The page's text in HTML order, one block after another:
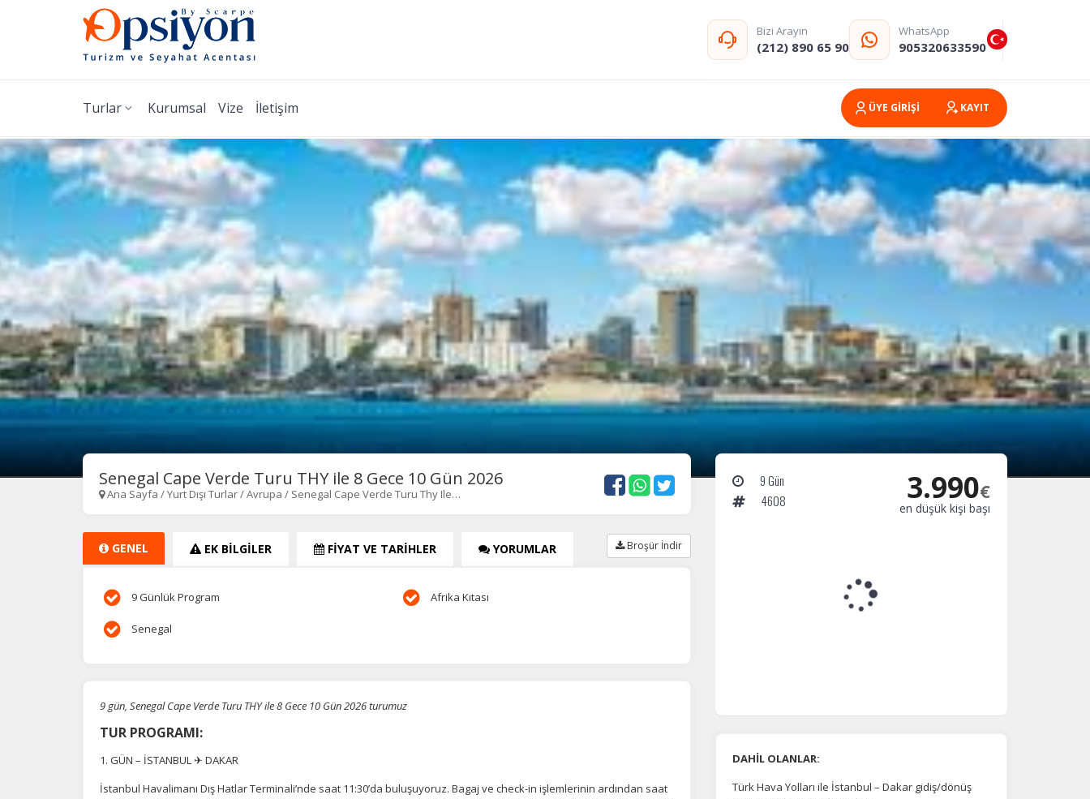
Bizi Arayın
(212) 890 65 90
WhatsApp
905320633590
Turlar Kurumsal Vize İletişim ÜYE GİRİŞİ KAYIT
Senegal Cape Verde Turu THY ile 8 Gece 10 Gün 2026
Ana Sayfa /Yurt Dışı Turlar/Avrupa / Senegal Cape Verde Turu Thy Ile…
GENEL EK BİLGİLER FİYAT VE TARİHLER YORUMLAR Broşür İndir
9 Günlük Program Afrika Kıtası
Senegal
9 gün, Senegal Cape Verde Turu THY ile 8 Gece 10 Gün 2026 turumuz
TUR PROGRAMI:
1. GÜN – İSTANBUL ✈ DAKAR
İstanbul Havalimanı Dış Hatlar Terminali’nde saat 11:30’da buluşuyoruz. Bagaj ve check-in işlemlerinin ardından saat
9 Gün
4608
3.990€
en düşük kişi başı
DAHİL OLANLAR:
Türk Hava Yolları ile İstanbul – Dakar gidiş/dönüş